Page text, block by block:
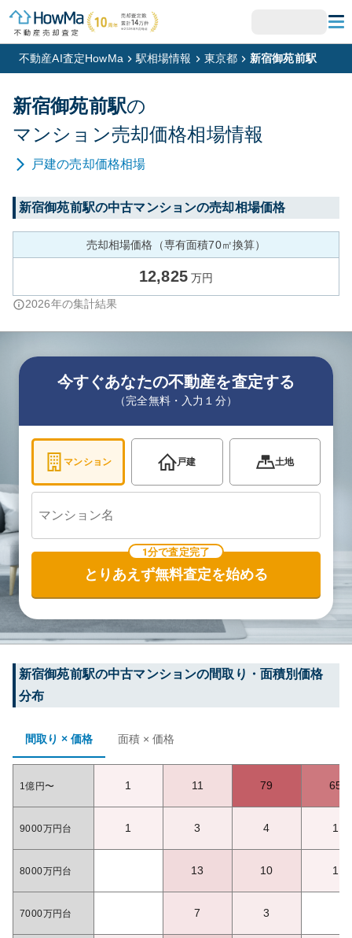
不動産AI査定HowMa 駅相場情報 東京都 新宿御苑前駅
新宿御苑前駅の
マンション売却価格相場情報
戸建の売却価格相場
新宿御苑前駅の中古マンションの売却相場価格
売却相場価格（専有面積70㎡換算）
12,825 万円
2026年の集計結果
今すぐあなたの不動産を査定する
（完全無料・入力１分）
マンション 戸建 土地
1分で査定完了
とりあえず無料査定を始める
新宿御苑前駅の中古マンションの間取り・面積別価格
分布
間取り × 価格 面積 × 価格
1億円〜 1 11 79 65
9000万円台 1 3 4 1
8000万円台 13 10 1
7000万円台 7 3